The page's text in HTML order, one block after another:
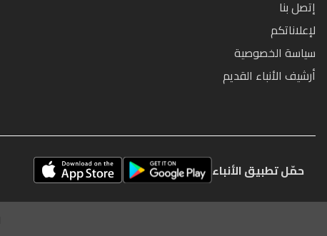
إتصل بنا
لإعلاناتكم
سياسة الخصوصية
أرشيف الأنباء القديم
حمّل تطبيق الأنباء